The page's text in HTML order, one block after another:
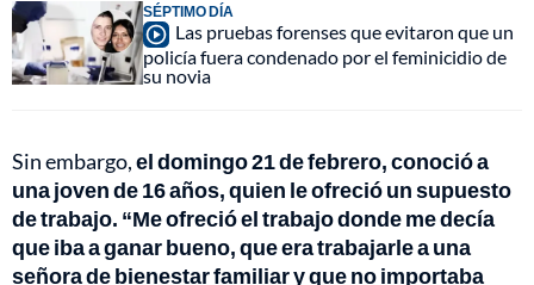
SÉPTIMO DÍA
Las pruebas forenses que evitaron que un
policía fuera condenado por el feminicidio de
su novia
Sin embargo,el domingo 21 de febrero, conoció a
una joven de 16 años, quien le ofreció un supuesto
de trabajo. “Me ofreció el trabajo donde me decía
que iba a ganar bueno, que era trabajarle a una
señora de bienestar familiar y que no importaba